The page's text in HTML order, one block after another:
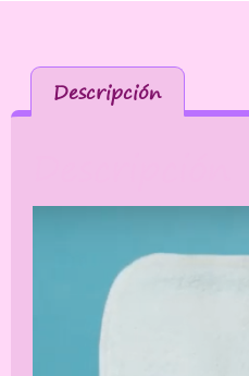
Descripción